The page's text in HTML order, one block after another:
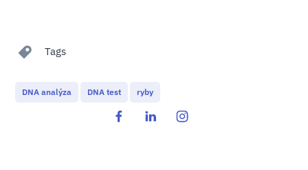
Tags
DNA analýza DNA test ryby